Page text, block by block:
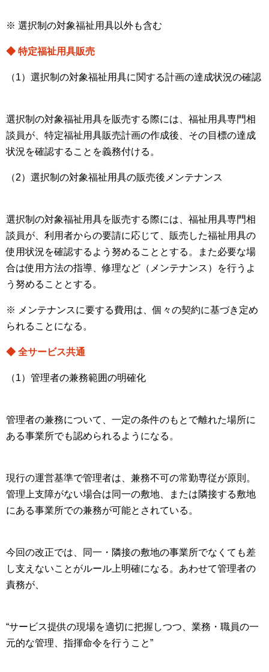
※ 選択制の対象福祉用具以外も含む
◆ 特定福祉用具販売
（1）選択制の対象福祉用具に関する計画の達成状況の確認
選択制の対象福祉用具を販売する際には、福祉用具専門相
談員が、特定福祉用具販売計画の作成後、その目標の達成
状況を確認することを義務付ける。
（2）選択制の対象福祉用具の販売後メンテナンス
選択制の対象福祉用具を販売する際には、福祉用具専門相
談員が、利用者からの要請に応じて、販売した福祉用具の
使用状況を確認するよう努めることとする。また必要な場
合は使用方法の指導、修理など（メンテナンス）を行うよ
う努めることとする。
※ メンテナンスに要する費用は、個々の契約に基づき定め
られることになる。
◆ 全サービス共通
（1）管理者の兼務範囲の明確化
管理者の兼務について、一定の条件のもとで離れた場所に
ある事業所でも認められるようになる。
現行の運営基準で管理者は、兼務不可の常勤専従が原則。
管理上支障がない場合は同一の敷地、または隣接する敷地
にある事業所での兼務が可能とされている。
今回の改正では、同一・隣接の敷地の事業所でなくても差
し支えないことがルール上明確になる。あわせて管理者の
責務が、
“サービス提供の現場を適切に把握しつつ、業務・職員の一
元的な管理、指揮命令を行うこと”